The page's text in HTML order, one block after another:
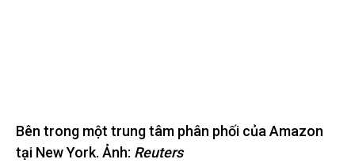
Bên trong một trung tâm phân phối của Amazon
tại New York. Ảnh: Reuters